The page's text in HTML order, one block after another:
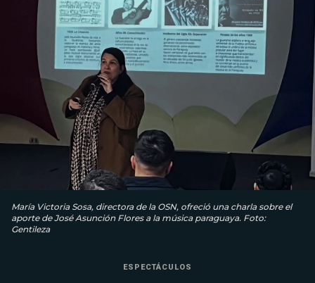
María Victoria Sosa, directora de la OSN, ofreció una charla sobre el
aporte de José Asunción Flores a la música paraguaya. Foto:
Gentileza
ESPECTÁCULOS